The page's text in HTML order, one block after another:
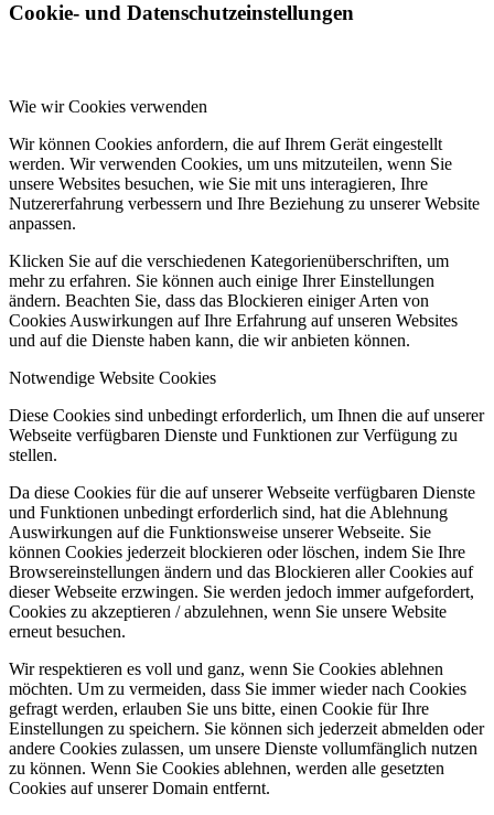
Cookie- und Datenschutzeinstellungen
Wie wir Cookies verwenden
Wir können Cookies anfordern, die auf Ihrem Gerät eingestellt
werden. Wir verwenden Cookies, um uns mitzuteilen, wenn Sie
unsere Websites besuchen, wie Sie mit uns interagieren, Ihre
Nutzererfahrung verbessern und Ihre Beziehung zu unserer Website
anpassen.
Klicken Sie auf die verschiedenen Kategorienüberschriften, um
mehr zu erfahren. Sie können auch einige Ihrer Einstellungen
ändern. Beachten Sie, dass das Blockieren einiger Arten von
Cookies Auswirkungen auf Ihre Erfahrung auf unseren Websites
und auf die Dienste haben kann, die wir anbieten können.
Notwendige Website Cookies
Diese Cookies sind unbedingt erforderlich, um Ihnen die auf unserer
Webseite verfügbaren Dienste und Funktionen zur Verfügung zu
stellen.
Da diese Cookies für die auf unserer Webseite verfügbaren Dienste
und Funktionen unbedingt erforderlich sind, hat die Ablehnung
Auswirkungen auf die Funktionsweise unserer Webseite. Sie
können Cookies jederzeit blockieren oder löschen, indem Sie Ihre
Browsereinstellungen ändern und das Blockieren aller Cookies auf
dieser Webseite erzwingen. Sie werden jedoch immer aufgefordert,
Cookies zu akzeptieren / abzulehnen, wenn Sie unsere Website
erneut besuchen.
Wir respektieren es voll und ganz, wenn Sie Cookies ablehnen
möchten. Um zu vermeiden, dass Sie immer wieder nach Cookies
gefragt werden, erlauben Sie uns bitte, einen Cookie für Ihre
Einstellungen zu speichern. Sie können sich jederzeit abmelden oder
andere Cookies zulassen, um unsere Dienste vollumfänglich nutzen
zu können. Wenn Sie Cookies ablehnen, werden alle gesetzten
Cookies auf unserer Domain entfernt.